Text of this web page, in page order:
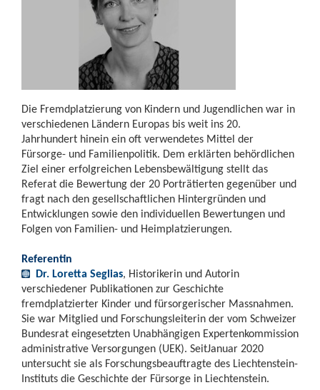
Die Fremdplatzierung von Kindern und Jugendlichen war in
verschiedenen Ländern Europas bis weit ins 20.
Jahrhundert hinein ein oft verwendetes Mittel der
Fürsorge- und Familienpolitik. Dem erklärten behördlichen
Ziel einer erfolgreichen Lebensbewältigung stellt das
Referat die Bewertung der 20 Porträtierten gegenüber und
fragt nach den gesellschaftlichen Hintergründen und
Entwicklungen sowie den individuellen Bewertungen und
Folgen von Familien- und Heimplatzierungen.
Referentin
Dr. Loretta Seglias, Historikerin und Autorin
verschiedener Publikationen zur Geschichte
fremdplatzierter Kinder und fürsorgerischer Massnahmen.
Sie war Mitglied und Forschungsleiterin der vom Schweizer
Bundesrat eingesetzten Unabhängigen Expertenkommission
administrative Versorgungen (UEK). SeitJanuar 2020
untersucht sie als Forschungsbeauftragte des Liechtenstein-
Instituts die Geschichte der Fürsorge in Liechtenstein.